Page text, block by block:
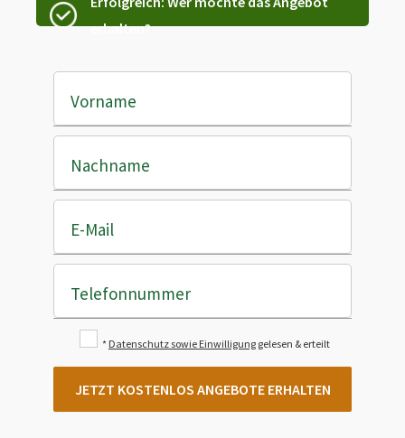
erhalten?
Vorname
Nachname
E-Mail
Telefonnummer
* Datenschutz sowie Einwilligung gelesen & erteilt
JETZT KOSTENLOS ANGEBOTE ERHALTEN